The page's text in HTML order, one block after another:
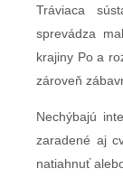
Tráviaca
sprevádza
krajiny Po a
zároveň
Nechýbajú
zaradené aj
natiahnuť